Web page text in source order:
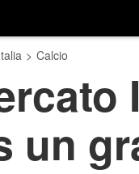
> Calcio
un